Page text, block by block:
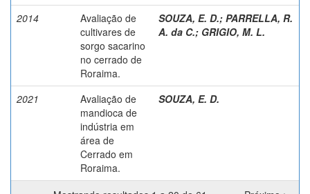
2014
Avaliação de
cultivares de
sorgo sacarino
no cerrado de
Roraima.
SOUZA, E. D.; PARRELLA, R.
A. da C.; GRIGIO, M. L.
2021
Avaliação de
mandioca de
indústria em
área de
Cerrado em
Roraima.
SOUZA, E. D.